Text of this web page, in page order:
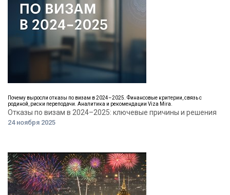
Почему выросли отказы по визам в 2024–2025. Финансовые критерии, связь с
родиной, риски переподачи. Аналитика и рекомендации Viza Mira.
Отказы по визам в 2024–2025: ключевые причины и решения
24 ноября 2025